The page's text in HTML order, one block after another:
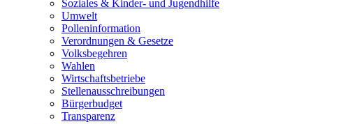
Soziales & Kinder- und Jugendhilfe
Umwelt
Polleninformation
Verordnungen & Gesetze
Volksbegehren
Wahlen
Wirtschaftsbetriebe
Stellenausschreibungen
Bürgerbudget
Transparenz